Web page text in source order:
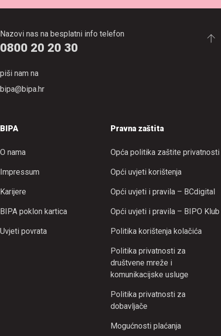
Nazovi nas na besplatni info telefon
0800 20 20 30
piši nam na
bipa@bipa.hr
BIPA
O nama
Impressum
Karijere
BIPA poklon kartica
Uvjeti povrata
Pravna zaštita
Opća politika zaštite privatnosti
Opći uvjeti korištenja
Opći uvjeti i pravila – BCdigital
Opći uvjeti i pravila – BIPO Klub
Politika korištenja kolačića
Politika privatnosti za
društvene mreže i
komunikacijske usluge
Politika privatnosti za
dobavljače
Mogućnosti plaćanja